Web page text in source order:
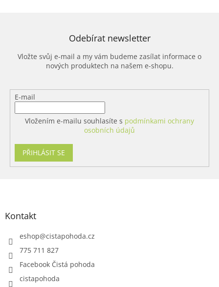
v
k
y
v
ý
i
Odebírat newsletter
Vložte svůj e-mail a my vám budeme zasílat informace o
nových produktech na našem e-shopu.
E-mail
Vložením e-mailu souhlasíte s podmínkami ochrany
osobních údajů
PŘIHLÁSIT SE
Kontakt
eshop@cistapohoda.cz
775 711 827
Facebook Čistá pohoda
cistapohoda